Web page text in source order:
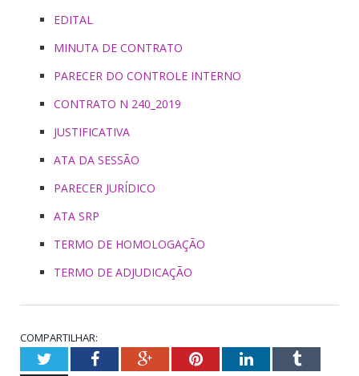
EDITAL
MINUTA DE CONTRATO
PARECER DO CONTROLE INTERNO
CONTRATO N 240_2019
JUSTIFICATIVA
ATA DA SESSÃO
PARECER JURÍDICO
ATA SRP
TERMO DE HOMOLOGAÇÃO
TERMO DE ADJUDICAÇÃO
COMPARTILHAR:
TwitterFacebookGoogle+PinterestLinkedInTumblr